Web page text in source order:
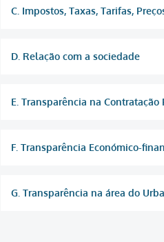
C. Impostos, Taxas, Tarifas,
D. Relação com a sociedade
E. Transparência na Contratação
F. Transparência Económico-
G. Transparência na área do